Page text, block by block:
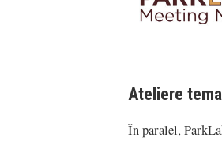
Ateliere
În paralel,